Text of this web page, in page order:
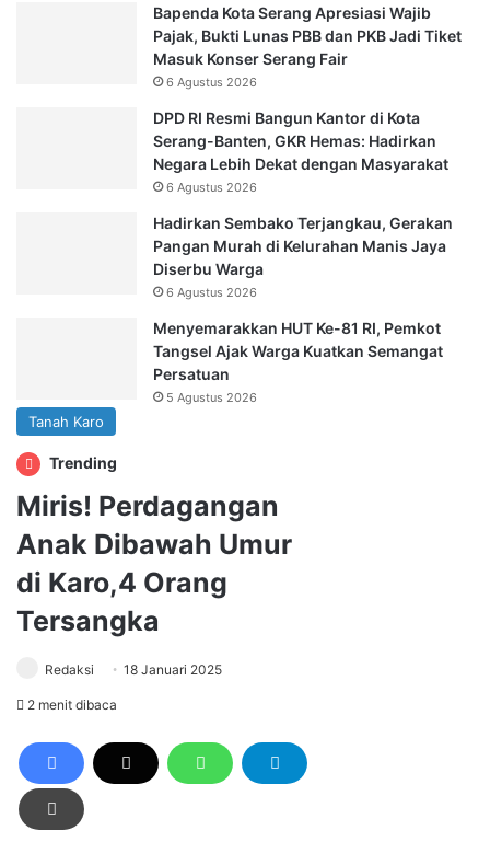
Bapenda Kota Serang Apresiasi Wajib
Pajak, Bukti Lunas PBB dan PKB Jadi Tiket
Masuk Konser Serang Fair
6 Agustus 2026
DPD RI Resmi Bangun Kantor di Kota
Serang-Banten, GKR Hemas: Hadirkan
Negara Lebih Dekat dengan Masyarakat
6 Agustus 2026
Hadirkan Sembako Terjangkau, Gerakan
Pangan Murah di Kelurahan Manis Jaya
Diserbu Warga
6 Agustus 2026
Menyemarakkan HUT Ke-81 RI, Pemkot
Tangsel Ajak Warga Kuatkan Semangat
Persatuan
5 Agustus 2026